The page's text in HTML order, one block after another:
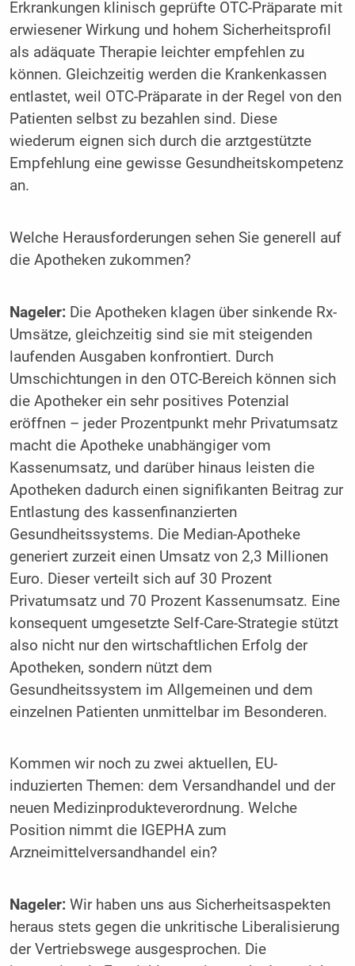
Erkrankungen klinisch geprüfte OTC-Präparate mit
erwiesener Wirkung und hohem Sicherheitsprofil
als adäquate Therapie leichter empfehlen zu
können. Gleichzeitig werden die Krankenkassen
entlastet, weil OTC-Präparate in der Regel von den
Patienten selbst zu bezahlen sind. Diese
wiederum eignen sich durch die arztgestützte
Empfehlung eine gewisse Gesundheitskompetenz
an.
Welche Herausforderungen sehen Sie generell auf
die Apotheken zukommen?
Nageler:Die Apotheken klagen über sinkende Rx-
Umsätze, gleichzeitig sind sie mit steigenden
laufenden Ausgaben konfrontiert. Durch
Umschichtungen in den OTC-Bereich können sich
die Apotheker ein sehr positives Potenzial
eröffnen – jeder Prozentpunkt mehr Privatumsatz
macht die Apotheke unabhängiger vom
Kassenumsatz, und darüber hinaus leisten die
Apotheken dadurch einen signifikanten Beitrag zur
Entlastung des kassenfinanzierten
Gesundheitssystems. Die Median-Apotheke
generiert zurzeit einen Umsatz von 2,3 Millionen
Euro. Dieser verteilt sich auf 30 Prozent
Privatumsatz und 70 Prozent Kassenumsatz. Eine
konsequent umgesetzte Self-Care-Strategie stützt
also nicht nur den wirtschaftlichen Erfolg der
Apotheken, sondern nützt dem
Gesundheitssystem im Allgemeinen und dem
einzelnen Patienten unmittelbar im Besonderen.
Kommen wir noch zu zwei aktuellen, EU-
induzierten Themen: dem Versandhandel und der
neuen Medizinprodukteverordnung. Welche
Position nimmt die IGEPHA zum
Arzneimittelversandhandel ein?
Nageler:Wir haben uns aus Sicherheitsaspekten
heraus stets gegen die unkritische Liberalisierung
der Vertriebswege ausgesprochen. Die